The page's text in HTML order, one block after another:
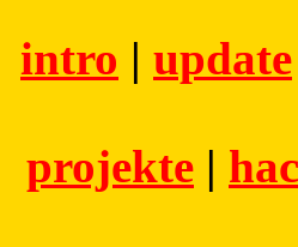
intro | update
projekte |